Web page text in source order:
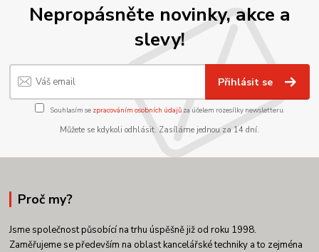
Nepropásněte novinky, akce a
slevy!
Přihlásit se
Souhlasím se zpracováním osobních údajůza účelem rozesílky newsletteru.
Můžete se kdykoli odhlásit. Zasíláme jednou za 14 dní.
Proč my?
Jsme společnost působící na trhu úspěšně již od roku 1998.
Zaměřujeme se především na oblast kancelářské techniky a to zejména